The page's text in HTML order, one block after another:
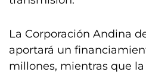
La Corporación Andina
aportará un
millones, mientras que